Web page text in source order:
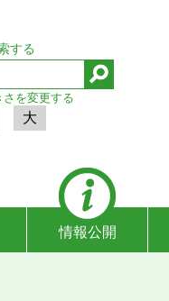
する
を変更する
大
情報公開